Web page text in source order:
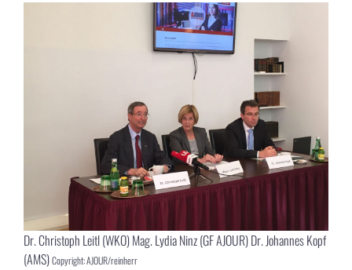
Dr. Christoph Leitl (WKO) Mag. Lydia Ninz (GF AJOUR) Dr. Johannes Kopf
(AMS)Copyright: AJOUR/reinherr